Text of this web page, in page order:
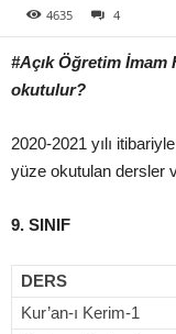
4635 4
#Açık Öğretim
okutulur?
2020-2021 yılı
yüze okutulan dersler
9. SINIF
DERS
Kur’an-ı Kerim-1